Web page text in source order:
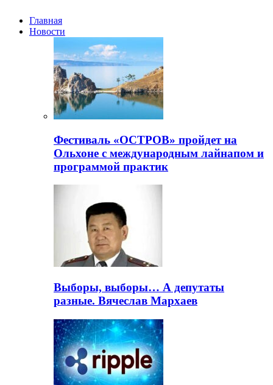
Главная
Новости
Фестиваль «ОСТРОВ» пройдет на
Ольхоне с международным лайнапом и
программой практик
Выборы, выборы… А депутаты
разные. Вячеслав Мархаев